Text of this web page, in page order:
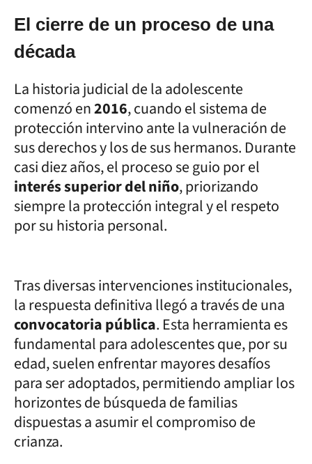
El cierre de un proceso de una
década
La historia judicial de la adolescente
comenzó en2016, cuando el sistema de
protección intervino ante la vulneración de
sus derechos y los de sus hermanos. Durante
casi diez años, el proceso se guio por el
interés superior del niño, priorizando
siempre la protección integral y el respeto
por su historia personal.
Tras diversas intervenciones institucionales,
la respuesta definitiva llegó a través de una
convocatoria pública. Esta herramienta es
fundamental para adolescentes que, por su
edad, suelen enfrentar mayores desafíos
para ser adoptados, permitiendo ampliar los
horizontes de búsqueda de familias
dispuestas a asumir el compromiso de
crianza.